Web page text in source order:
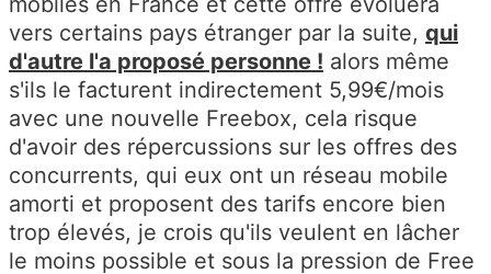
vers certains pays étranger par la suite, qui
d'autre l'a proposé personne ! alors même
s'ils le facturent indirectement 5,99€/mois
avec une nouvelle Freebox, cela risque
d'avoir des répercussions sur les offres des
concurrents, qui eux ont un réseau mobile
amorti et proposent des tarifs encore bien
trop élevés, je crois qu'ils veulent en lâcher
le moins possible et sous la pression de Free